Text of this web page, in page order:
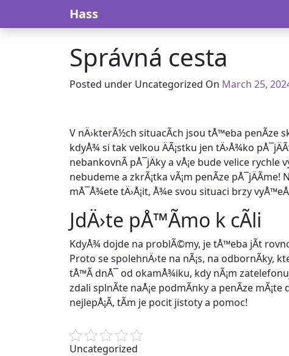
Hass
Správná cesta
Posted under Uncategorized On March 20,
March 25,
V nÄ›kterÃ½ch situacÃ­ch jsou tÅ™eba penÃ­ze
kdyÅ¾ si tak velkou ÄÃ¡stku jen tÄ›Å¾ko
nebankovnÃ­ pÅ¯jÄkya vÅ¡e bude velice rychle
nebudeme a zkrÃ¡tka vÃ¡m penÃ­ze
mÅ¯Å¾ete tÄ›Å¡it, Å¾e svou situaci brzy
JdÄ›te pÅ™Ã­mo k cÃ­li
KdyÅ¾ dojde na problÃ©my, je tÅ™eba jÃ­t
Proto se spolehnÄ›te na nÃ¡s, na odbornÃ­ky,
tÅ™Ã­ dnÅ¯ od okamÅ¾iku, kdy nÃ¡m
zdali splnÃ­te naÅ¡e podmÃ­nky a penÃ­ze
nejlepÅ¡Ã­, tÃ­m je pocit jistoty a pomoc!
Uncategorized